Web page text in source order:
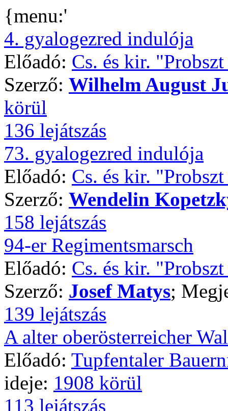
{menu:'
4. gyalogezred indulója
Előadó: Cs. és kir.
Szerző: Wilhelm August
körül
136 lejátszás
73. gyalogezred indulója
Előadó: Cs. és kir.
Szerző: Wendelin
158 lejátszás
94-er Regimentsmarsch
Előadó: Cs. és kir.
Szerző: Josef Matys;
139 lejátszás
A alter oberösterreicher
Előadó: Tupfentaler
ideje: 1908 körül
113 lejátszás